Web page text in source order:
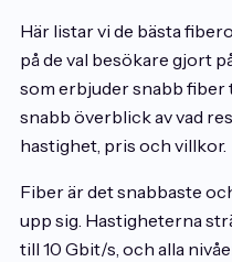
Här listar vi de bästa
på de val besökare gjort
som erbjuder snabb fiber
snabb överblick av vad
hastighet, pris och villkor.
Fiber är det snabbaste
upp sig. Hastigheterna
till 10 Gbit/s, och alla